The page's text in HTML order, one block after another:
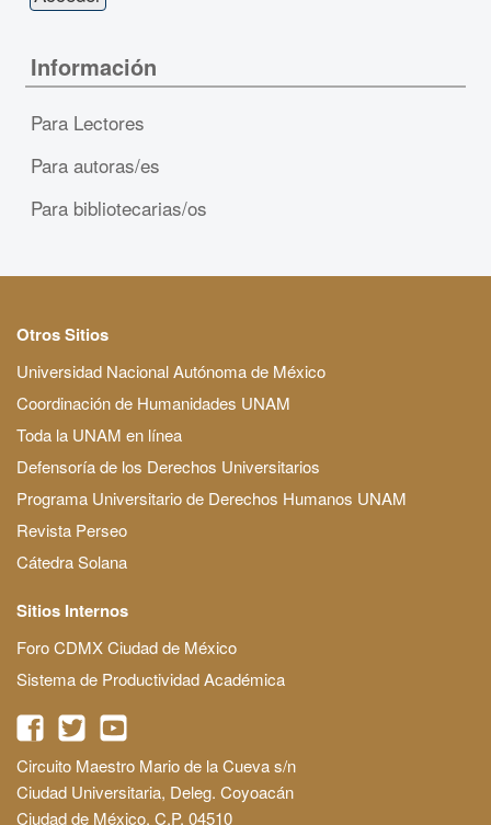
Información
Para Lectores
Para autoras/es
Para bibliotecarias/os
Otros Sitios
Universidad Nacional Autónoma de México
Coordinación de Humanidades UNAM
Toda la UNAM en línea
Defensoría de los Derechos Universitarios
Programa Universitario de Derechos Humanos UNAM
Revista Perseo
Cátedra Solana
Sitios Internos
Foro CDMX Ciudad de México
Sistema de Productividad Académica
Circuito Maestro Mario de la Cueva s/n
Ciudad Universitaria, Deleg. Coyoacán
Ciudad de México, C.P. 04510